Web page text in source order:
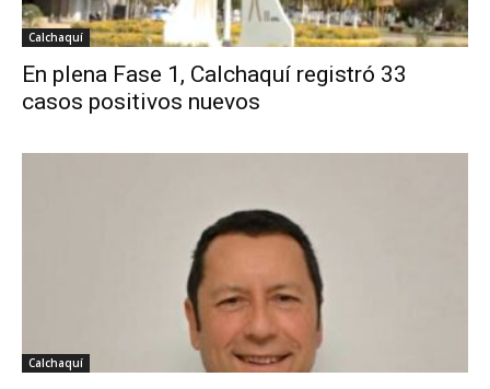
Calchaquí
En plena Fase 1, Calchaquí registró 33
casos positivos nuevos
Calchaquí